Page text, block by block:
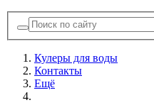
Кулеры для воды
Контакты
Ещё